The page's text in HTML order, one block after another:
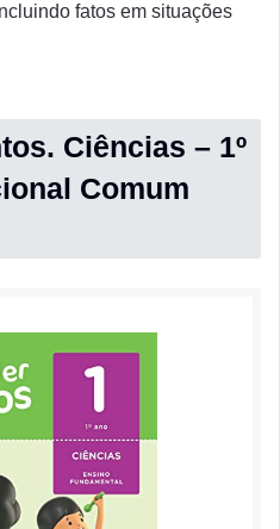
fatos em situações
Ciências – 1º
Comum